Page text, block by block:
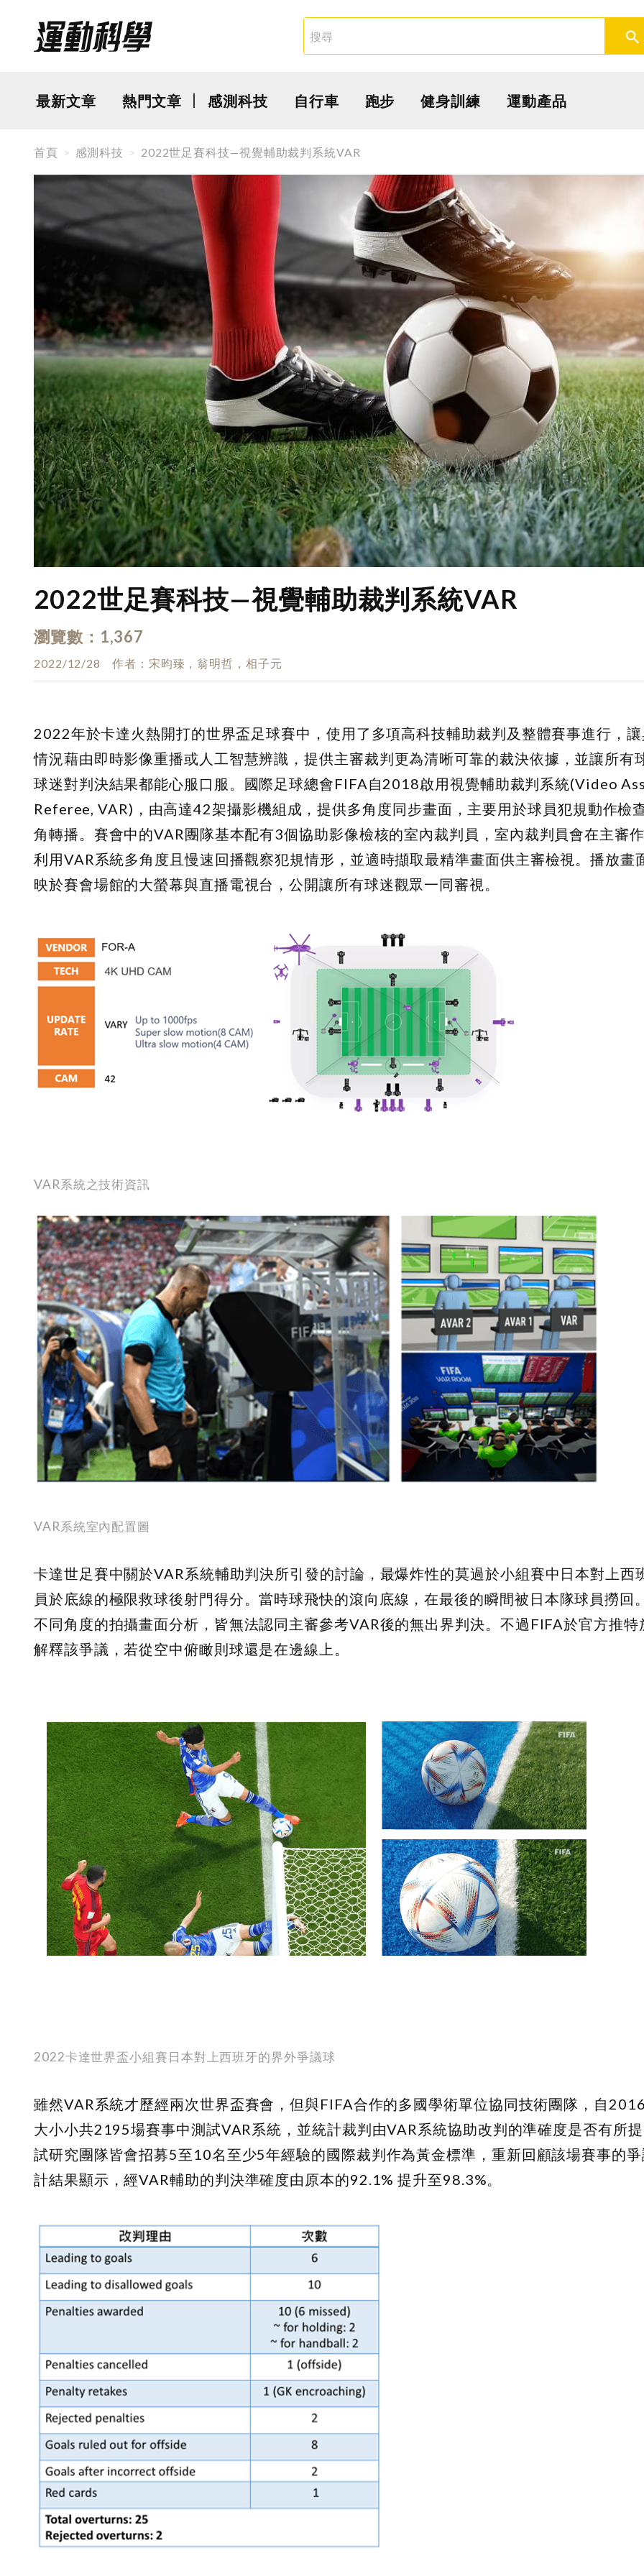
最新文章 熱門文章 感測科技 自行車 跑步 健身訓練 運動產品
首頁 感測科技 2022世足賽科技—視覺輔助裁判系統VAR
2022世足賽科技—視覺輔助裁判系統VAR
瀏覽數 1,367
2022/12/28 作者 宋昀臻，翁明哲，相子元
2022年於卡達火熱開打的世界盃足球賽中，使用了多項高科技輔助裁判及整體賽事進行，
情況藉由即時影像重播或人工智慧辨識，提供主審裁判更為清晰可靠的裁決依據，並讓所有
球迷對判決結果都能心服口服。國際足球總會FIFA自2018啟用視覺輔助裁判系統(Video
Referee, VAR)，由高達42架攝影機組成，提供多角度同步畫面，主要用於球員犯規動作檢
角轉播。賽會中的VAR團隊基本配有3個協助影像檢核的室內裁判員，室內裁判員會在主審作
利用VAR系統多角度且慢速回播觀察犯規情形，並適時擷取最精準畫面供主審檢視。播放畫
映於賽會場館的大螢幕與直播電視台，公開讓所有球迷觀眾一同審視。
VAR系統之技術資訊
VAR系統室內配置圖
卡達世足賽中關於VAR系統輔助判決所引發的討論，最爆炸性的莫過於小組賽中日本對上西
員於底線的極限救球後射門得分。當時球飛快的滾向底線，在最後的瞬間被日本隊球員撈回
不同角度的拍攝畫面分析，皆無法認同主審參考VAR後的無出界判決。不過FIFA於官方推特
解釋該爭議，若從空中俯瞰則球還是在邊線上。
2022卡達世界盃小組賽日本對上西班牙的界外爭議球
雖然VAR系統才歷經兩次世界盃賽會，但與FIFA合作的多國學術單位協同技術團隊，自 2016
大小小共2195場賽事中測試VAR系統，並統計裁判由VAR系統協助改判的準確度是否有所
試研究團隊皆會招募5至10名至少5年經驗的國際裁判作為黃金標準，重新回顧該場賽事的
計結果顯示，經VAR輔助的判決準確度由原本的92.1% 提升至98.3%
取消 確定